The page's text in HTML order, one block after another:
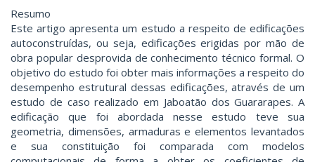
Resumo
Este artigo apresenta um estudo a respeito de edificações
autoconstruídas, ou seja, edificações erigidas por mão de
obra popular desprovida de conhecimento técnico formal. O
objetivo do estudo foi obter mais informações a respeito do
desempenho estrutural dessas edificações, através de um
estudo de caso realizado em Jaboatão dos Guararapes. A
edificação que foi abordada nesse estudo teve sua
geometria, dimensões, armaduras e elementos levantados
e sua constituição foi comparada com modelos